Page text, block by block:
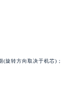
转方向取决于机芯)；